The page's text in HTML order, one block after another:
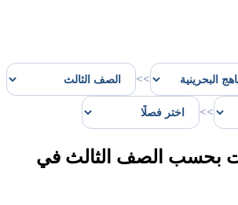
>>
>>
بحسب الصف الثالث في